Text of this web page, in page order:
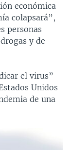
económica
colapsará”,
personas
y de
el virus”
Unidos
de una